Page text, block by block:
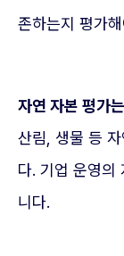
존하는지 평가
자연 자본 평가
산림, 생물 등
다. 기업 운영의
니다.